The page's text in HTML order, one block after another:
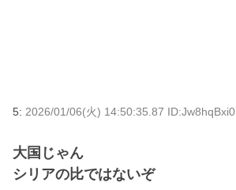
5: 2026/01/06(火) 14:50:35.87 ID:Jw8hqBxi0
大国じゃん
シリアの比ではないぞ